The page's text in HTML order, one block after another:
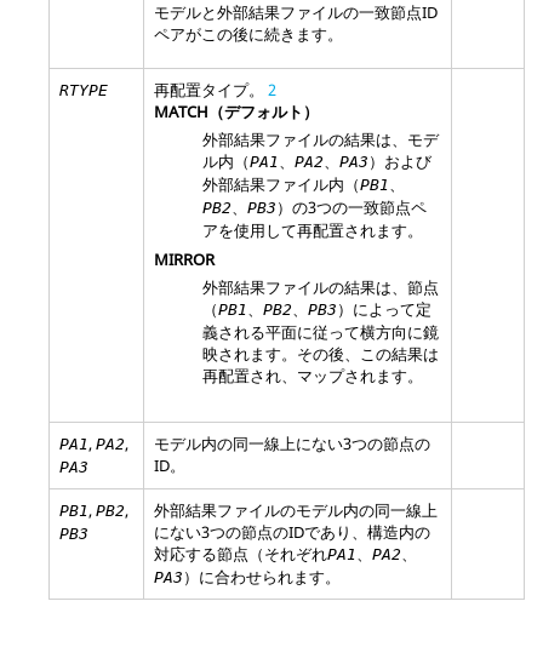
モデルと外部結果ファイルの一致節点ID
ペアがこの後に続きます。
RTYPE 再配置タイプ。 2
MATCH （デフォルト）
外部結果ファイルの結果は、モデ
ル内（PA1 PA2 PA3 ）および
外部結果ファイル内（PB1
PB2 PB3 ）の3つの一致節点ペ
アを使用して再配置されます。
MIRROR
外部結果ファイルの結果は、節点
（PB1、 PB2、 PB3 ）によって定
義される平面に従って横方向に鏡
映されます。その後、この結果は
再配置され、マップされます。
PA1 , PA2,
PA3
モデル内の同一線上にない3つの節点の
ID。
PB1 , PB2,
PB3
外部結果ファイルのモデル内の同一線上
にない3つの節点のIDであり、構造内の
対応する節点（それぞれPA1 PA2
PA3 ）に合わせられます。